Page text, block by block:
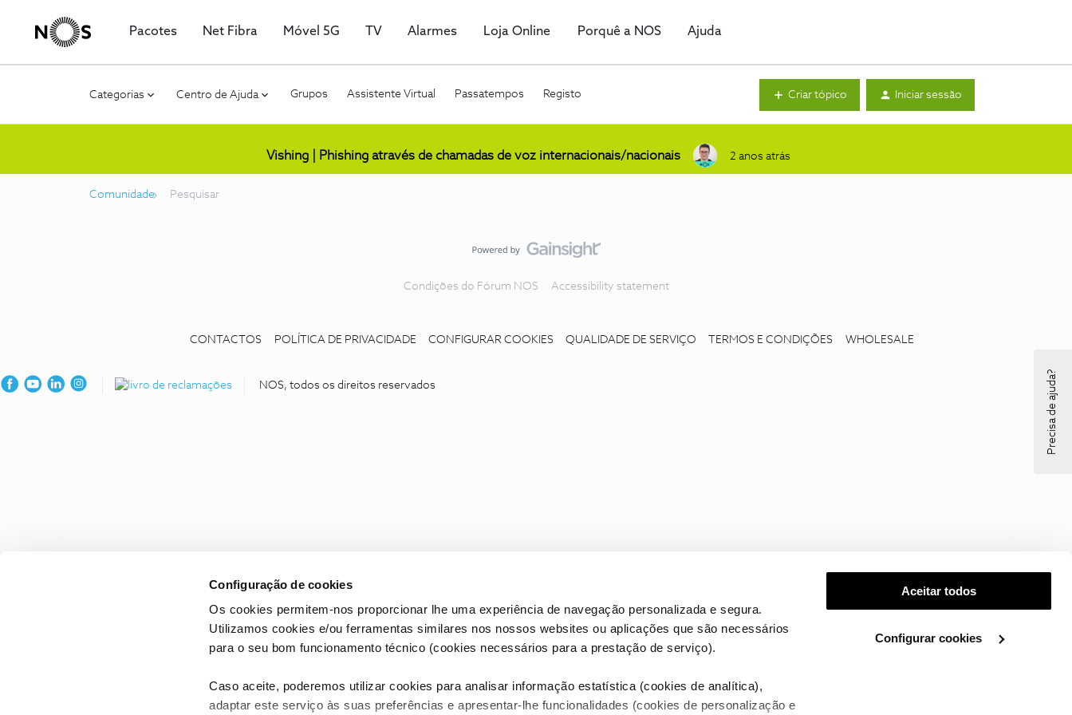
Configuração de cookies
Os cookies permitem-nos proporcionar lhe uma experiência de navegação personalizada e segura.
Utilizamos cookies e/ou ferramentas similares nos nossos websites ou aplicações que são necessários
para o seu bom funcionamento técnico (cookies necessários para a prestação de serviço).
Caso aceite, poderemos utilizar cookies para analisar informação estatística (cookies de analítica),
adaptar este serviço às suas preferências e apresentar-lhe funcionalidades (cookies de personalização e
Aceitar todos
Configurar cookies
Pacotes Net Fibra Móvel 5G TV Alarmes Loja Online Porquê a NOS Ajuda
Categorias Centro de Ajuda Grupos Assistente Virtual Passatempos Registo Criar tópico Iniciar sessão
Vishing | Phishing através de chamadas de voz internacionais/nacionais 2 anos atrás
Comunidade Pesquisar
Condições do Fórum NOS Accessibility statement
CONTACTOS POLÍTICA DE PRIVACIDADE CONFIGURAR COOKIES QUALIDADE DE SERVIÇO TERMOS E CONDIÇÕES WHOLESALE
NOS, todos os direitos reservados Precisa de ajuda?